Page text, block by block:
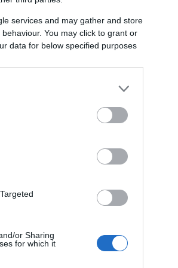
services and may gather and store
You may click to grant or
data for below specified purposes
or Sharing
for which it
поданы 6992 креативных проекта и бренда из
месте: AV-Comparatives протестировала
наилучшие результаты в тестировании
компанией AV-Comparatives в 2020 году. В
прошли её.
в 2020 году
латвийского автогонщика, двукратного
и талантом. Рейнис стал послом
учреждениям по всему миру лицензии на
конечных устройств и облачных
365, Kaspersky Endpoint Security for Business
и комплексных угроз: Kaspersky чаще других